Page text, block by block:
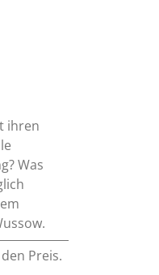
ihren
Was
Preis.